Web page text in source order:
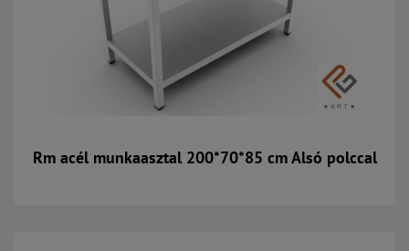
Rm acél munkaasztal 200*70*85 cm Alsó polccal